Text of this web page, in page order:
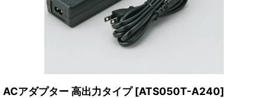
ACアダプター 高出力タイプ [ATS050T-A240]